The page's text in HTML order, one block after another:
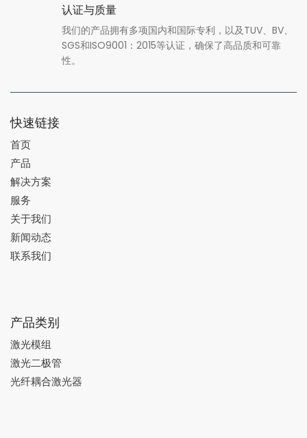
认证与质量
我们的产品拥有多项国内和国际专利，以及TUV、BV、
SGS和ISO9001：2015等认证，确保了高品质和可靠
性。
快速链接
首页
产品
解决方案
服务
关于我们
新闻动态
联系我们
产品类别
激光模组
激光二极管
光纤耦合激光器